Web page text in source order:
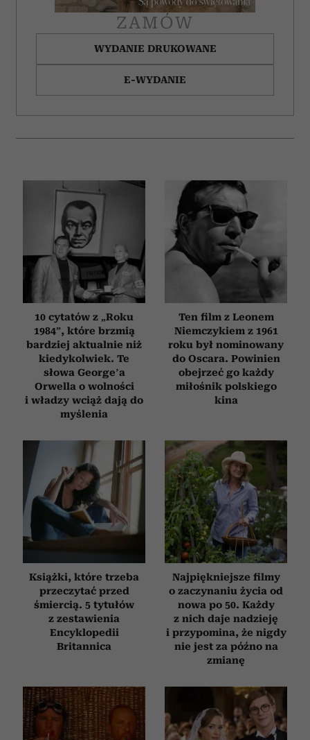
otrzymanymi od Ciebie lub uzyskanymi podczas
korzystania z ich usług.ZAMÓW
WYDANIE DRUKOWANE
E-WYDANIE
10 cytatów z „Roku
1984”, które brzmią
bardziej aktualnie niż
kiedykolwiek. Te
słowa George’a
Orwella o wolności
i władzy wciąż dają do
myślenia
Ten film z Leonem
Niemczykiem z 1961
roku był nominowany
do Oscara. Powinien
obejrzeć go każdy
miłośnik polskiego
kina
Książki, które trzeba
przeczytać przed
śmiercią. 5 tytułów
z zestawienia
Encyklopedii
Britannica
Najpiękniejsze filmy
o zaczynaniu życia od
nowa po 50. Każdy
z nich daje nadzieję
i przypomina, że nigdy
nie jest za późno na
zmianę